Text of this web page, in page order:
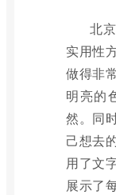
北
实用性
做得非
明亮的
然。同
己想去
用了文
展示了